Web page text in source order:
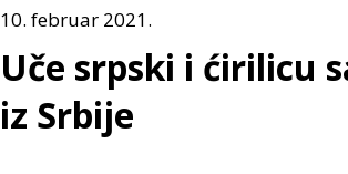
10. februar 2021.
Uče srpski i ćirilicu
iz Srbije